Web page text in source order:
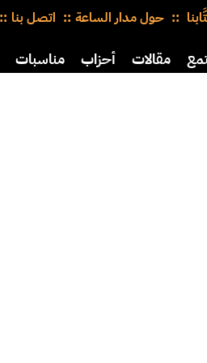
حول مدار الساعة اتصل بنا
مقالات أحزاب مناسبات